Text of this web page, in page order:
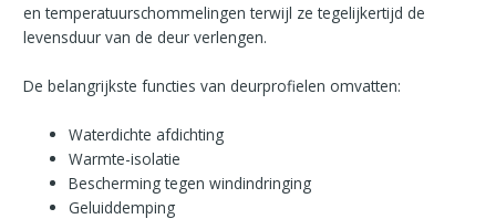
en temperatuurschommelingen terwijl ze tegelijkertijd de
levensduur van de deur verlengen.
De belangrijkste functies van deurprofielen omvatten:
Waterdichte afdichting
Warmte-isolatie
Bescherming tegen windindringing
Geluiddemping